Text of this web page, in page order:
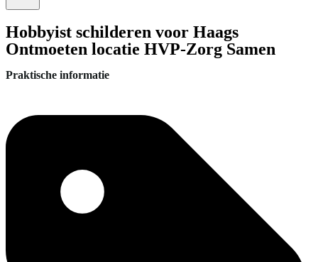
Hobbyist schilderen voor Haags
Ontmoeten locatie HVP-Zorg Samen
Praktische informatie